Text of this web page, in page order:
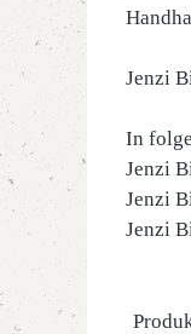
Jenzi
In
Jenzi
Jenzi
Jenzi